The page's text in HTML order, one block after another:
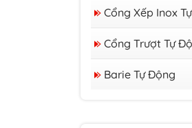
Cổng Xếp Inox
Cổng Trượt Tự
Barie Tự Động